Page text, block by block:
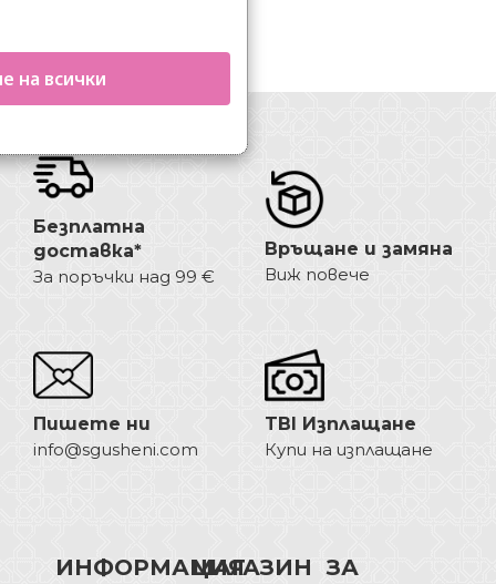
Безплатна
доставка*
За поръчки над 99 €
Връщане и замяна
Виж повече
Пишете ни
info@sgusheni.com
TBI Изплащане
Купи на изплащане
ИНФОРМАЦИЯМАГАЗИН
ЗА
на всички